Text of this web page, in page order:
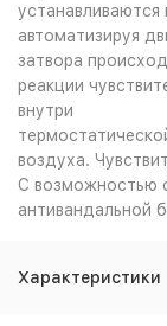
устанавливаются
автоматизируя
затвора
реакции
внутри
воздуха.
С возможностью
антивандальной
Характеристики